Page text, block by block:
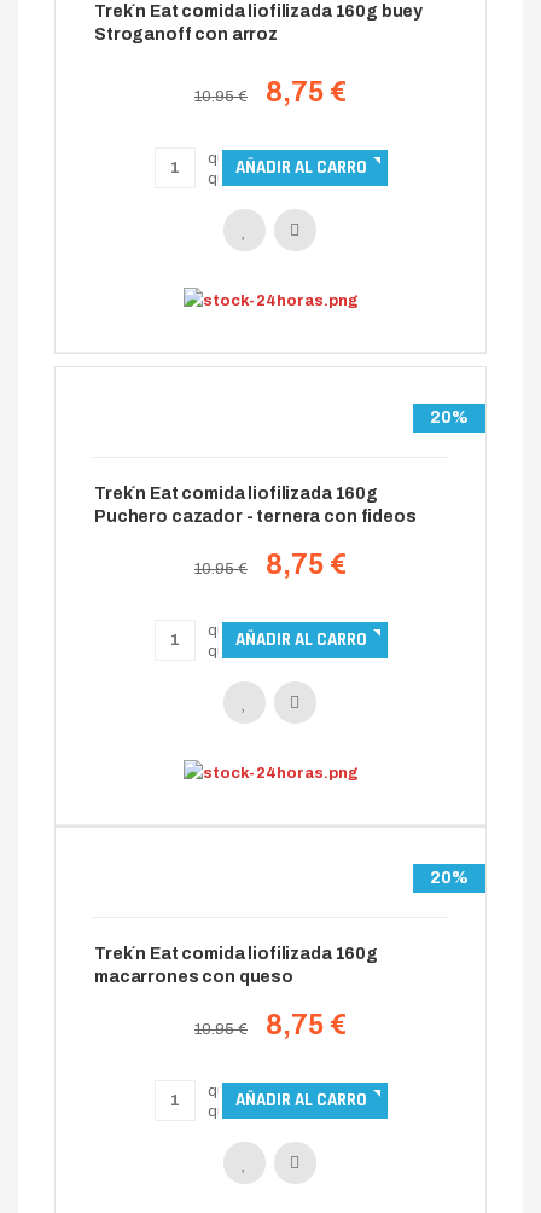
Trek´n Eat comida liofilizada 160g buey
Stroganoff con arroz
10.95 € 8,75 €
20%
Trek´n Eat comida liofilizada 160g
Puchero cazador - ternera con fideos
10.95 € 8,75 €
20%
Trek´n Eat comida liofilizada 160g
macarrones con queso
10.95 € 8,75 €